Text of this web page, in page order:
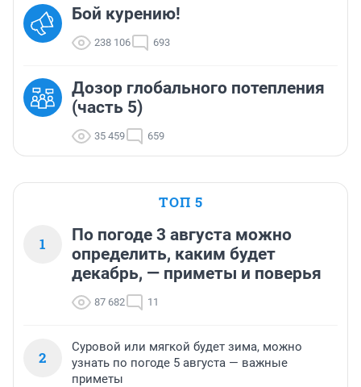
Бой курению!
238 106 693
Дозор глобального потепления
(часть 5)
35 459 659
ТОП 5
1
По погоде 3 августа можно
определить, каким будет
декабрь, — приметы и поверья
87 682 11
2
Суровой или мягкой будет зима, можно
узнать по погоде 5 августа — важные
приметы